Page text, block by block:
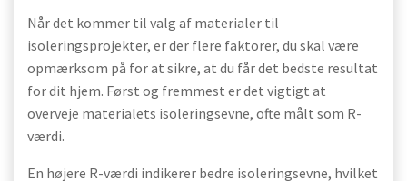
Når det kommer til valg af materialer til
isoleringsprojekter, er der flere faktorer, du skal være
opmærksom på for at sikre, at du får det bedste resultat
for dit hjem. Først og fremmest er det vigtigt at
overveje materialets isoleringsevne, ofte målt som R-
værdi.
En højere R-værdi indikerer bedre isoleringsevne, hvilket